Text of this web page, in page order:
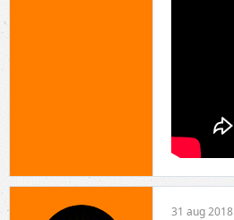
31 aug 2018